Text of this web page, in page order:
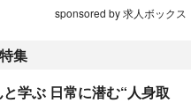
sponsored by 求人ボックス
集
学ぶ 日常に潜む“人身取